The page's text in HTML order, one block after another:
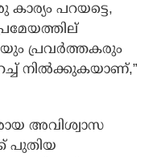
പറയട്ടെ,
പ്രവര്‍ത്തകരും
നില്‍ക്കുകയാണ്,”
അവിശ്വാസ
പുതിയ